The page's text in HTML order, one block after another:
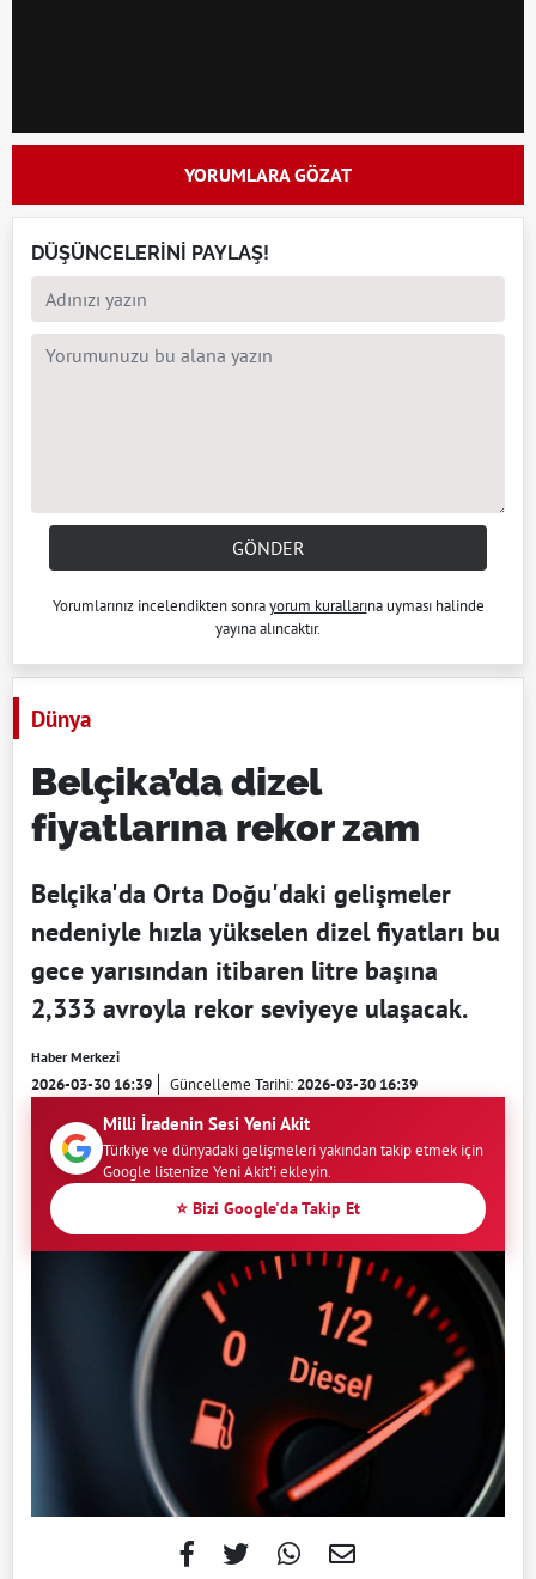
YORUMLARA GÖZAT
DÜŞÜNCELERİNİ PAYLAŞ!
GÖNDER
Yorumlarınız incelendikten sonrayorum kurallarına uyması halinde
yayına alıncaktır.
Dünya
Belçika’da dizel
fiyatlarına rekor zam
Belçika'da Orta Doğu'daki gelişmeler
nedeniyle hızla yükselen dizel fiyatları bu
gece yarısından itibaren litre başına
2,333 avroyla rekor seviyeye ulaşacak.
Haber Merkezi
2026-03-30 16:39 Güncelleme Tarihi:2026-03-30 16:39
Milli İradenin Sesi Yeni Akit
Türkiye ve dünyadaki gelişmeleri yakından takip etmek için
Google listenize Yeni Akit'i ekleyin.
⭐ Bizi Google'da Takip Et